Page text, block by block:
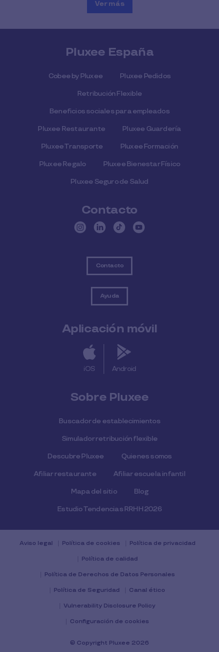
Ver más
Pluxee España
Cobee by Pluxee Pluxee Pedidos
Retribución Flexible
Beneficios sociales para empleados
Pluxee Restaurante Pluxee Guardería
Pluxee Transporte Pluxee Formación
Pluxee Regalo Pluxee Bienestar Físico
Pluxee Seguro de Salud
Contacto
Contacto
Ayuda
Aplicación móvil
iOS Android
Sobre Pluxee
Buscador de establecimientos
Simulador retribución flexible
Descubre Pluxee Quienes somos
Afiliar restaurante Afiliar escuela infantil
Mapa del sitio Blog
Estudio Tendencias RRHH 2026
Aviso legal Política de cookies Política de privacidad
Política de calidad
Política de Derechos de Datos Personales
Política de Seguridad Canal ético
Vulnerability Disclosure Policy
Configuración de cookies
© Copyright Pluxee 2026